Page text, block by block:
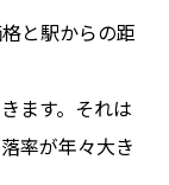
と駅からの距
ます。それは
率が年々大き